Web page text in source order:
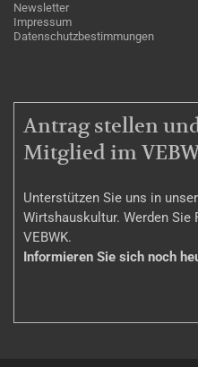
Newsletter
Impressum
Datenschutzbestimmungen
MITGLIEDSCHAFT
Antrag stellen
Mitglied im
Unterstützen Sie uns in
Wirtshauskultur. Werden
VEBWK.
Informieren Sie sich noch